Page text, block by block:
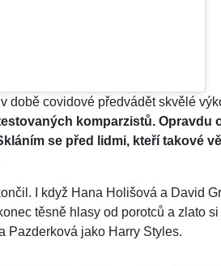
době covidové předvádět skvělé
komparzistů. Opravdu
se před lidmi, kteří takové
I když Hana Holišová a David
těsně hlasy od porotců a zlato
Pazderková jako Harry Styles.